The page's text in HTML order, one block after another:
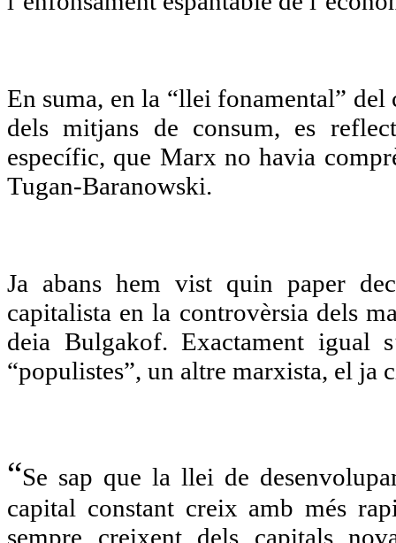
En suma, en la “llei fonamental”
dels mitjans de consum, es
específic, que Marx no havia
Tugan-Baranowski.
Ja abans hem vist quin paper
capitalista en la controvèrsia dels
deia Bulgakof. Exactament igual
“populistes”, un altre marxista, el
“Se sap que la llei de
capital constant creix amb més
sempre creixent dels capitals